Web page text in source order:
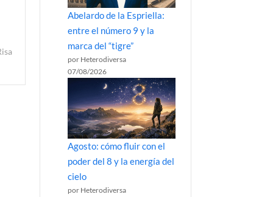
Abelardo de la Espriella:
entre el número 9 y la
marca del “tigre”
por Heterodiversa
07/08/2026
Agosto: cómo fluir con el
poder del 8 y la energía del
cielo
por Heterodiversa